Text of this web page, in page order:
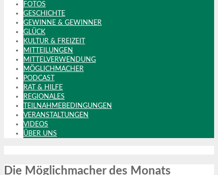
FOTOS
GESCHICHTE
GEWINNE & GEWINNER
GLÜCK
KULTUR & FREIZEIT
MITTEILUNGEN
MITTELVERWENDUNG
MÖGLICHMACHER
PODCAST
RAT & HILFE
REGIONALES
TEILNAHMEBEDINGUNGEN
VERANSTALTUNGEN
VIDEOS
ÜBER UNS
Die Möglichmacher des Monats